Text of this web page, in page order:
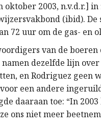
oktober 2003, n.v.d.r.]
(ibid).
72 uur om de gas- en
van de
namen dezelfde lijn
en Rodriguez geen
een andere
daaraan toe: “In
ons niet meer